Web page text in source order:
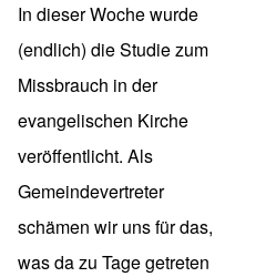
In dieser Woche wurde
(endlich) die Studie zum
Missbrauch in der
evangelischen Kirche
veröffentlicht. Als
Gemeindevertreter
schämen wir uns für das,
was da zu Tage getreten